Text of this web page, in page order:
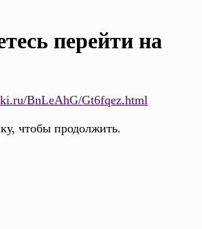
перейти на
BnLeAhG/Gt6fqez.html
чтобы продолжить.